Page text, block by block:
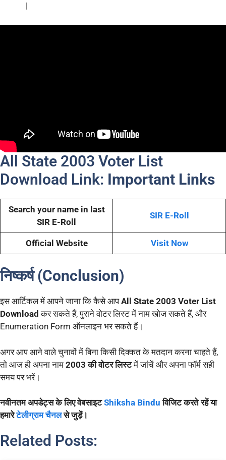
|
All State 2003 Voter List
Download Link: Important Links
Search your name in last
SIR E-Roll
SIR E-Roll
Official Website Visit Now
निष्कर्ष (Conclusion)
इस आर्टिकल में आपने जाना कि कैसे आपAll State 2003 Voter List
Download कर सकते हैं, पुराने वोटर लिस्ट में नाम खोज सकते हैं, और
Enumeration Form ऑनलाइन भर सकते हैं।
अगर आप आने वाले चुनावों में बिना किसी दिक्कत के मतदान करना चाहते हैं,
तो आज ही अपना नाम 2003 की वोटर लिस्टमें जांचें और अपना फॉर्म सही
समय पर भरें।
नवीनतम अपडेट्स के लिए वेबसाइटShiksha Bindu विजिट करते रहें या
हमारेटेलीग्राम चैनल से जुड़ें।
Related Posts: